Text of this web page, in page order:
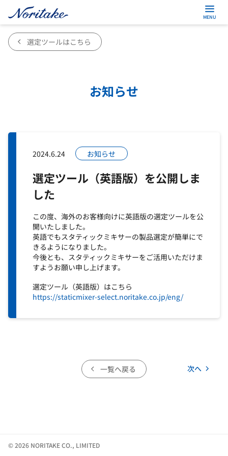
© 2026 NORITAKE CO., LIMITED
選定ツールはこちら
お知らせ
2024.6.24 お知らせ
選定ツール（英語版）を公開しま
した
この度、海外のお客様向けに英語版の選定ツールを公
開いたしました。
英語でもスタティックミキサーの製品選定が簡単にで
きるようになりました。
今後とも、スタティックミキサーをご活用いただけま
すようお願い申し上げます。
選定ツール（英語版）はこちら
https://staticmixer-select.noritake.co.jp/eng/
次へ
一覧へ戻る
© 2026 NORITAKE CO., LIMITED